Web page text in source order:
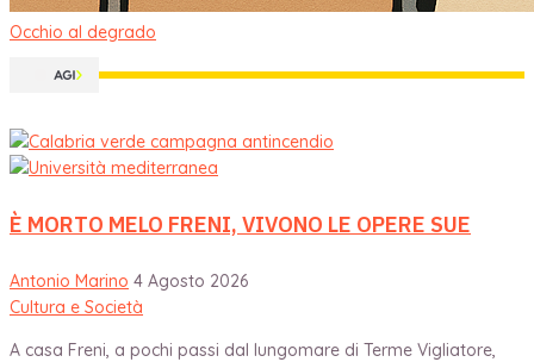
Occhio al degrado
È MORTO MELO FRENI, VIVONO LE OPERE SUE
Antonio Marino 4 Agosto 2026
Cultura e Società
A casa Freni, a pochi passi dal lungomare di Terme Vigliatore,